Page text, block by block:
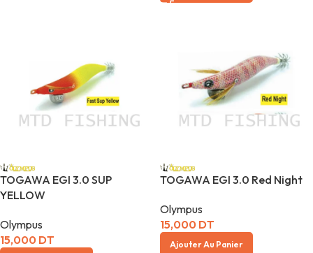
TOGAWA EGI 3.0 SUP
YELLOW
Olympus
15,000 DT
TOGAWA EGI 3.0 Red Night
Olympus
15,000 DT
Ajouter Au Panier